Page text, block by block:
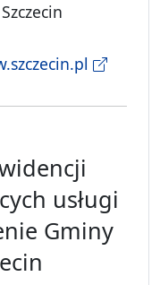
usługi
Gminy